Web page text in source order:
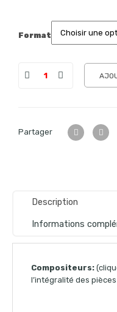
Format
Partager
Description
Informations
Compositeurs:
l’intégralité des